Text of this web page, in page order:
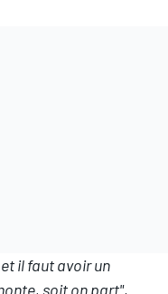
il faut avoir un
soit on part",